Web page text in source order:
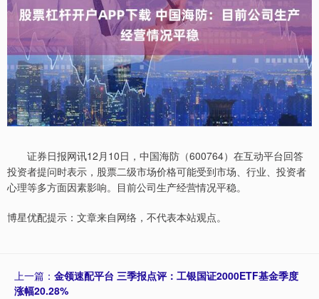
证券日报网讯12月10日，中国海防（600764）在互动平台回答
投资者提问时表示，股票二级市场价格可能受到市场、行业、投资者
心理等多方面因素影响。目前公司生产经营情况平稳。
博星优配提示：文章来自网络，不代表本站观点。
上一篇： 金领速配平台 三季报点评：工银国证2000ETF基金季度
涨幅20.28%